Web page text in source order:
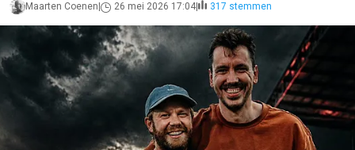
Maarten Coenen 26 mei 2026 17:04 317 stemmen